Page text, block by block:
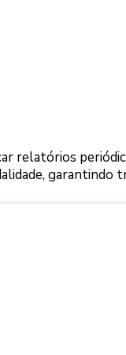
relatórios